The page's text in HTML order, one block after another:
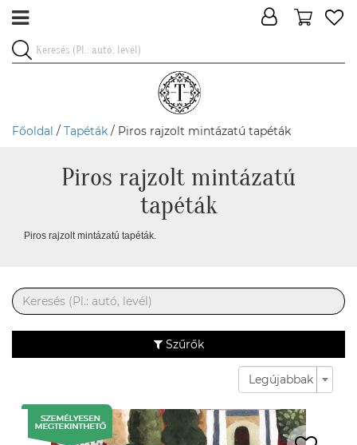
Főoldal / Tapéták / Piros rajzolt mintázatú tapéták
Piros rajzolt mintázatú
tapéták
Piros rajzolt mintázatú tapéták.
Szűrők
Legújabbak